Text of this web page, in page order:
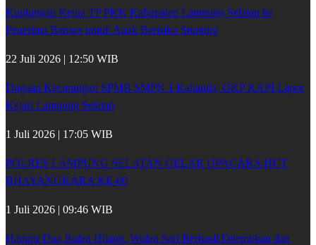
Kunjungan Ketua TP PKK Kabupaten Lampung Selatan ke
Penerima Bansos untuk Anak Berisiko Stunting
22 Juli 2026 | 12:50 WIB
Dugaan Kecurangan SPMB SMPN 1 Kalianda, OKP KAPI Lapor
Kejari Lampung Selatan
1 Juli 2026 | 17:05 WIB
POLRES LAMPUNG SELATAN GELAR UPACARA HUT
BHAYANGKARA KE-80
1 Juli 2026 | 09:46 WIB
Hampir Dua Bulan Hilang, Wulan Sari Berhasil Ditemukan dan